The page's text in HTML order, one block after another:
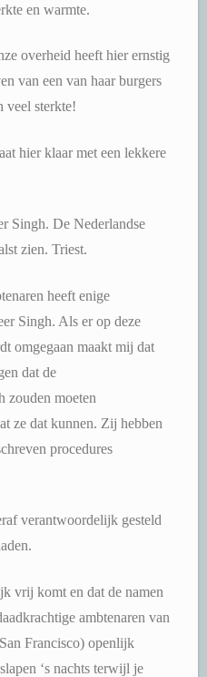
en warmte.
overheid heeft hier ernstig
van een van haar burgers
veel sterkte!
hier klaar met een lekkere
Singh. De Nederlandse
zien. Triest.
heeft enige
Singh. Als er op deze
omgegaan maakt mij dat
dat de
zouden moeten
ze dat kunnen. Zij hebben
procedures
verantwoordelijk gesteld
vrij komt en dat de namen
ambtenaren van
Francisco) openlijk
‘s nachts terwijl je